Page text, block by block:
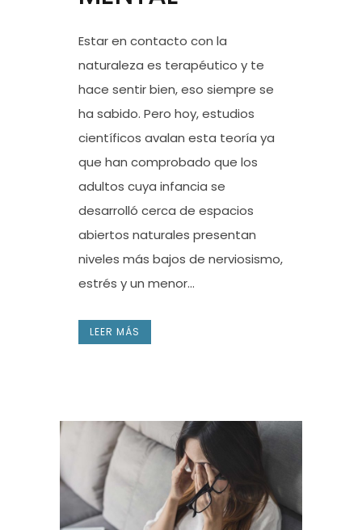
Estar en contacto con la
naturaleza es terapéutico y te
hace sentir bien, eso siempre se
ha sabido. Pero hoy, estudios
científicos avalan esta teoría ya
que han comprobado que los
adultos cuya infancia se
desarrolló cerca de espacios
abiertos naturales presentan
niveles más bajos de nerviosismo,
estrés y un menor...
LEER MÁS